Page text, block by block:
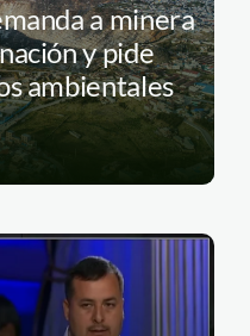
a minera
y pide
ambientales